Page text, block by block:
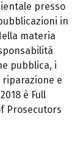
presso
in
materia
pubblica, i
e
è Full
Prosecutors